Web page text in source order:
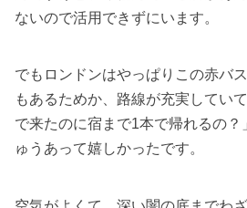
ないので活用できずにいます。
でもロンドンはやっぱりこの赤バ
もあるためか、路線が充実してい
で来たのに宿まで1本で帰れるの？
ゅうあって嬉しかったです。